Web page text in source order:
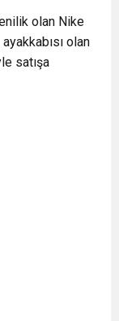
olan Nike
olan
satışa